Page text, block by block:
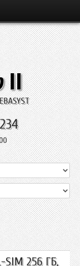
II
SIM 256 ГБ,